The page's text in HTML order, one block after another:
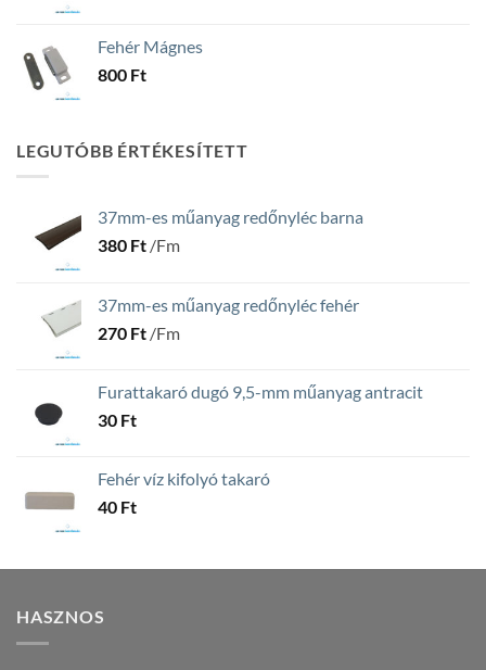
Fehér Mágnes
800 Ft
LEGUTÓBB ÉRTÉKESÍTETT
37mm-es műanyag redőnyléc barna
380 Ft /Fm
37mm-es műanyag redőnyléc fehér
270 Ft /Fm
Furattakaró dugó 9,5-mm műanyag antracit
30 Ft
Fehér víz kifolyó takaró
40 Ft
HASZNOS